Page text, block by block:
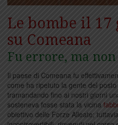
Le bombe il 17
su Comeana
Fu errore, ma
Il paese di Comeana fu
come ha ripetuto la gente del
tramandando fino ai nostri giorni
sosteneva fosse stata la vicina
obiettivo delle Forze Alleate;